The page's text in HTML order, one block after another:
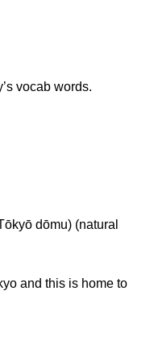
vocab words.
dōmu) (natural
and this is home to